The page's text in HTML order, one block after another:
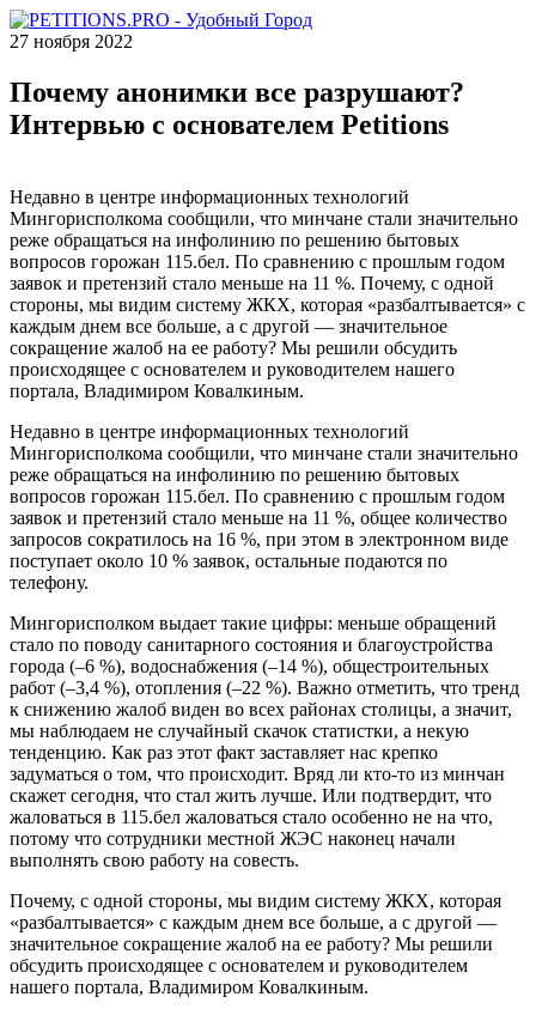
27 ноября 2022
Почему анонимки все разрушают?
Интервью с основателем Petitions
Недавно в центре информационных технологий
Мингорисполкома сообщили, что минчане стали значительно
реже обращаться на инфолинию по решению бытовых
вопросов горожан 115.бел. По сравнению с прошлым годом
заявок и претензий стало меньше на 11 %. Почему, с одной
стороны, мы видим систему ЖКХ, которая «разбалтывается» с
каждым днем все больше, а с другой — значительное
сокращение жалоб на ее работу? Мы решили обсудить
происходящее с основателем и руководителем нашего
портала, Владимиром Ковалкиным.
Недавно в центре информационных технологий
Мингорисполкома сообщили, что минчане стали значительно
реже обращаться на инфолинию по решению бытовых
вопросов горожан 115.бел. По сравнению с прошлым годом
заявок и претензий стало меньше на 11 %, общее количество
запросов сократилось на 16 %, при этом в электронном виде
поступает около 10 % заявок, остальные подаются по
телефону.
Мингорисполком выдает такие цифры: меньше обращений
стало по поводу санитарного состояния и благоустройства
города (–6 %), водоснабжения (–14 %), общестроительных
работ (–3,4 %), отопления (–22 %). Важно отметить, что тренд
к снижению жалоб виден во всех районах столицы, а значит,
мы наблюдаем не случайный скачок статистки, а некую
тенденцию. Как раз этот факт заставляет нас крепко
задуматься о том, что происходит. Вряд ли кто-то из минчан
скажет сегодня, что стал жить лучше. Или подтвердит, что
жаловаться в 115.бел жаловаться стало особенно не на что,
потому что сотрудники местной ЖЭС наконец начали
выполнять свою работу на совесть.
Почему, с одной стороны, мы видим систему ЖКХ, которая
«разбалтывается» с каждым днем все больше, а с другой —
значительное сокращение жалоб на ее работу? Мы решили
обсудить происходящее с основателем и руководителем
нашего портала, Владимиром Ковалкиным.